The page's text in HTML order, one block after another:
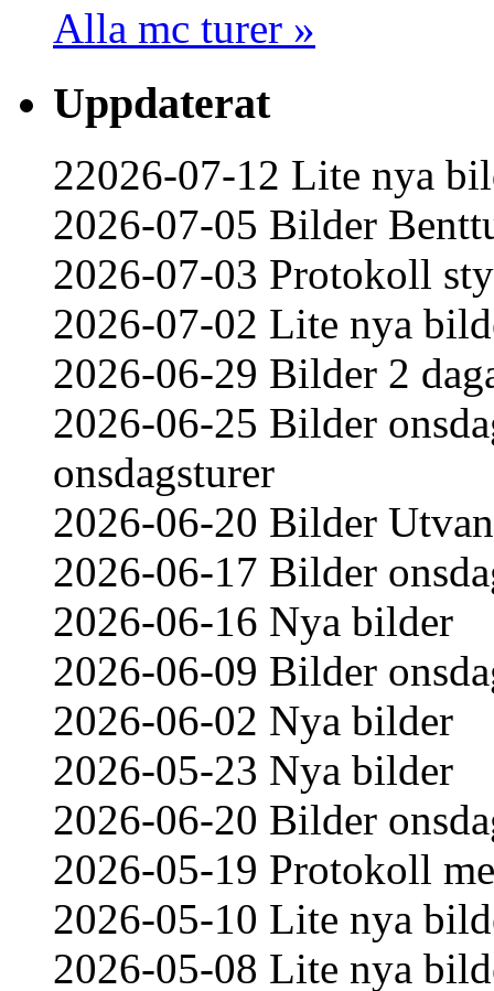
Alla mc turer »
Uppdaterat
22026-07-12 Lite nya
2026-07-05 Bilder
2026-07-03 Protokoll
2026-07-02 Lite nya
2026-06-29 Bilder 2
2026-06-25 Bilder
onsdagsturer
2026-06-20 Bilder
2026-06-17 Bilder
2026-06-16 Nya bilder
2026-06-09 Bilder
2026-06-02 Nya bilder
2026-05-23 Nya bilder
2026-06-20 Bilder
2026-05-19 Protokoll
2026-05-10 Lite nya
2026-05-08 Lite nya